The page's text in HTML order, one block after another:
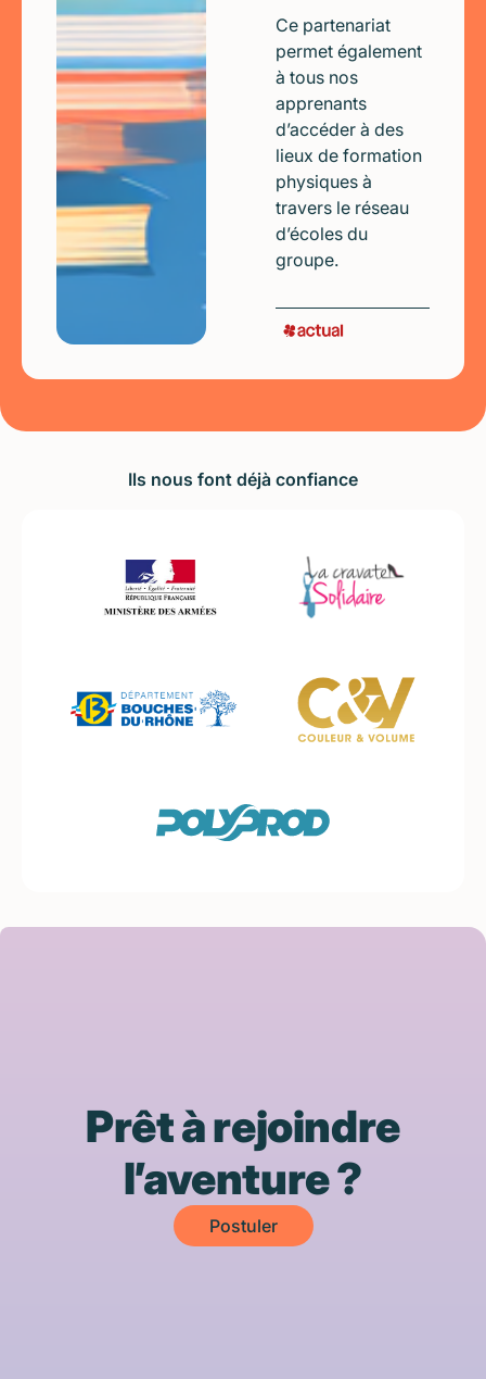
Ce partenariat
permet également
à tous nos
apprenants
d’accéder à des
lieux de formation
physiques à
travers le réseau
d’écoles du
groupe.
Ils nous font déjà confiance
Prêt à rejoindre
l’aventure ?
Postuler